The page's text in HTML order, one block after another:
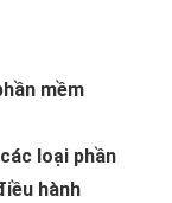
mềm
loại phần
hành